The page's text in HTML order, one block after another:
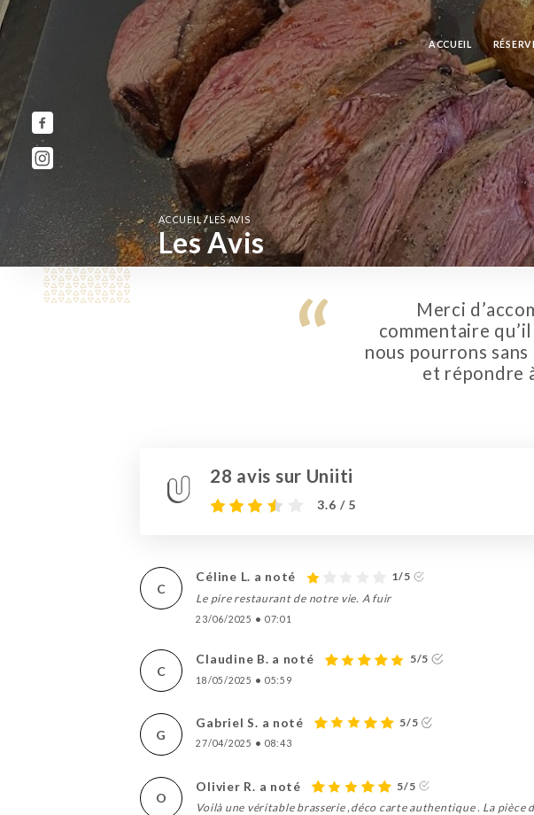
ACCUEIL
ACCUEIL/ LES AVIS
Les Avis
Merci
commentaire
nous pourrons
et répondre
28 avis sur Uniiti
3.6 / 5
C
Céline L. a noté
1/5
Le pire restaurant de notre vie. A fuir
23/06/2025 • 07:01
C
Claudine B. a noté 5/5
18/05/2025 • 05:59
G
Gabriel S. a noté 5/5
27/04/2025 • 08:43
O
Olivier R. a noté
5/5
Voilà une véritable brasserie ,déco carte authentique . La